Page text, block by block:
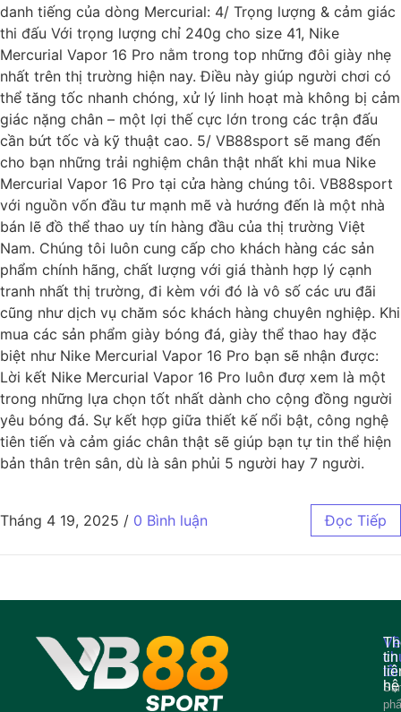
danh tiếng của dòng Mercurial: 4/ Trọng lượng & cảm giác
thi đấu Với trọng lượng chỉ 240g cho size 41, Nike
Mercurial Vapor 16 Pro nằm trong top những đôi giày nhẹ
nhất trên thị trường hiện nay. Điều này giúp người chơi có
thể tăng tốc nhanh chóng, xử lý linh hoạt mà không bị cảm
giác nặng chân – một lợi thế cực lớn trong các trận đấu
cần bứt tốc và kỹ thuật cao. 5/ VB88sport sẽ mang đến
cho bạn những trải nghiệm chân thật nhất khi mua Nike
Mercurial Vapor 16 Pro tại cửa hàng chúng tôi. VB88sport
với nguồn vốn đầu tư mạnh mẽ và hướng đến là một nhà
bán lẽ đồ thể thao uy tín hàng đầu của thị trường Việt
Nam. Chúng tôi luôn cung cấp cho khách hàng các sản
phẩm chính hãng, chất lượng với giá thành hợp lý cạnh
tranh nhất thị trường, đi kèm với đó là vô số các ưu đãi
cũng như dịch vụ chăm sóc khách hàng chuyên nghiệp. Khi
mua các sản phẩm giày bóng đá, giày thể thao hay đặc
biệt như Nike Mercurial Vapor 16 Pro bạn sẽ nhận được:
Lời kết Nike Mercurial Vapor 16 Pro luôn đượ xem là một
trong những lựa chọn tốt nhất dành cho cộng đồng người
yêu bóng đá. Sự kết hợp giữa thiết kế nổi bật, công nghệ
tiên tiến và cảm giác chân thật sẽ giúp bạn tự tin thể hiện
bản thân trên sân, dù là sân phủi 5 người hay 7 người.
Tháng 4 19, 2025 / 0 Bình luận Đọc Tiếp
Về
tôi
tin
hệ